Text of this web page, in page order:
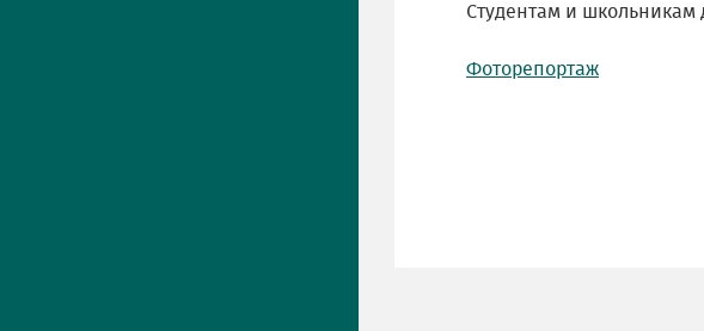
Студентам и школьникам
Фоторепортаж